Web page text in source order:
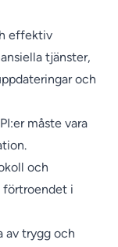
effektiv
tjänster,
och
måste vara
och
förtroendet i
av trygg och